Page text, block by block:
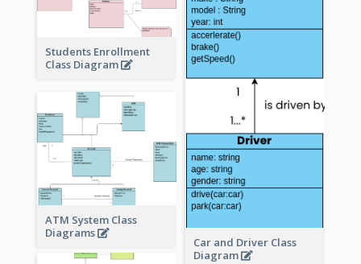
Students Enrollment
Class Diagram
Car and Driver Class
Diagram
ATM System Class
Diagrams